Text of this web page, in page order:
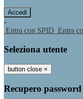
-
Entra con SPID Entra
Seleziona utente
button close ×
Recupero password